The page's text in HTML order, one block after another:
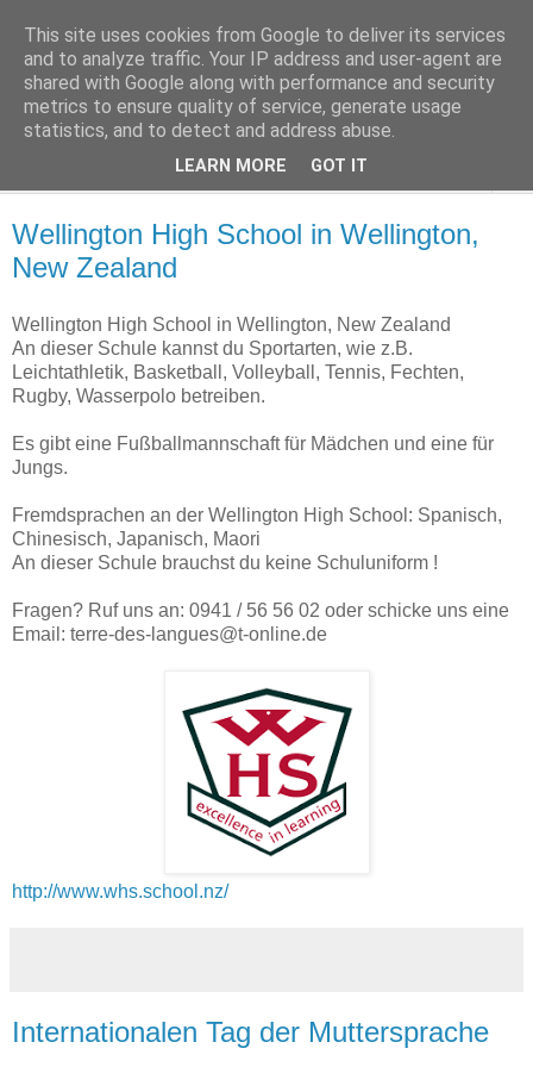
Terre des Langues
Sprachreisen, Auslandspraktika und Schuljahresaufenthalte
Wellington High School in Wellington,
New Zealand
Wellington High School in Wellington, New Zealand
An dieser Schule kannst du Sportarten, wie z.B.
Leichtathletik, Basketball, Volleyball, Tennis, Fechten,
Rugby, Wasserpolo betreiben.
Es gibt eine Fußballmannschaft für Mädchen und eine für
Jungs.
Fremdsprachen an der Wellington High School: Spanisch,
Chinesisch, Japanisch, Maori
An dieser Schule brauchst du keine Schuluniform !
Fragen? Ruf uns an: 0941 / 56 56 02 oder schicke uns eine
Email: terre-des-langues@t-online.de
http://www.whs.school.nz/
Internationalen Tag der Muttersprache
This site uses cookies from Google to deliver its services
and to analyze traffic. Your IP address and user-agent are
shared with Google along with performance and security
metrics to ensure quality of service, generate usage
statistics, and to detect and address abuse.
LEARN MORE GOT IT